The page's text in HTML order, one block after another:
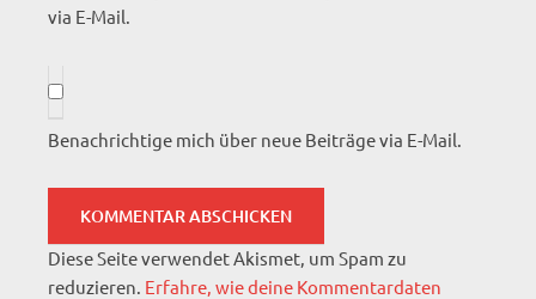
via E-Mail.
Benachrichtige mich über neue Beiträge via E-Mail.
Diese Seite verwendet Akismet, um Spam zu
reduzieren. Erfahre, wie deine Kommentardaten